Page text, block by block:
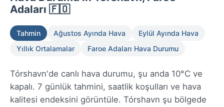
Adaları 🇫🇴
Tahmin Ağustos Ayında Hava
Eylül Ayında Hava
Yıllık Ortalamalar
Faroe Adaları Hava Durumu
Tórshavn'de canlı hava durumu, şu anda 10°C ve
kapalı. 7 günlük tahmini, saatlik koşulları ve hava
kalitesi endeksini görüntüle. Tórshavn şu bölgede